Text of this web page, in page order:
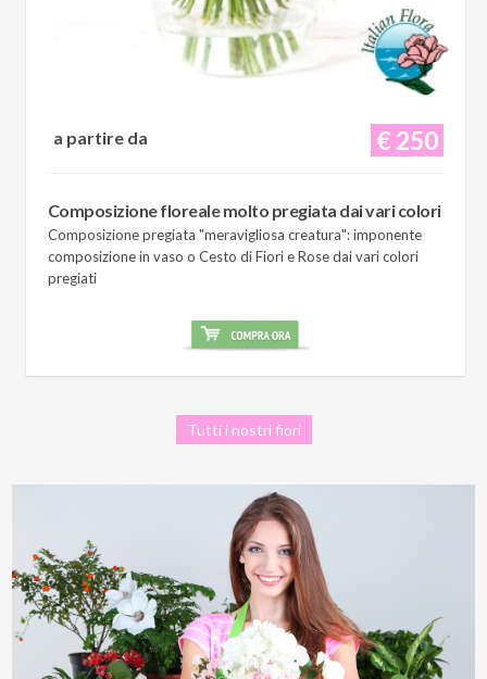
€ 250
a partire da
Composizione floreale molto pregiata dai vari colori
Composizione pregiata "meravigliosa creatura": imponente
composizione in vaso o Cesto di Fiori e Rose dai vari colori
pregiati
Tutti i nostri fiori